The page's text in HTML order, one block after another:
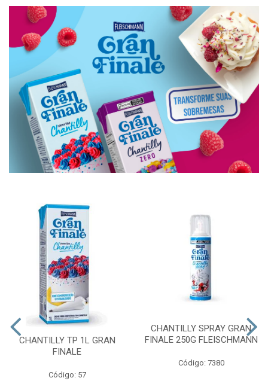
CHANTILLY TP 1L GRAN
FINALE
Código: 57
CHANTILLY SPRAY GRAN
FINALE 250G FLEISCHMANN
Código: 7380